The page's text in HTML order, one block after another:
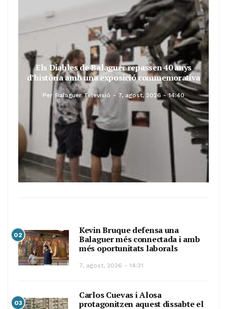
Els Diables de Balaguer repassen 40 anys
d’història amb una exposició commemorativa
Per Balaguer Televisió 7, agost, 2026 - 14:40
02
Kevin Bruque defensa una
Balaguer més connectada i amb
més oportunitats laborals
7, agost, 2026 - 14:31
03
Carlos Cuevas i Alosa
protagonitzen aquest dissabte el